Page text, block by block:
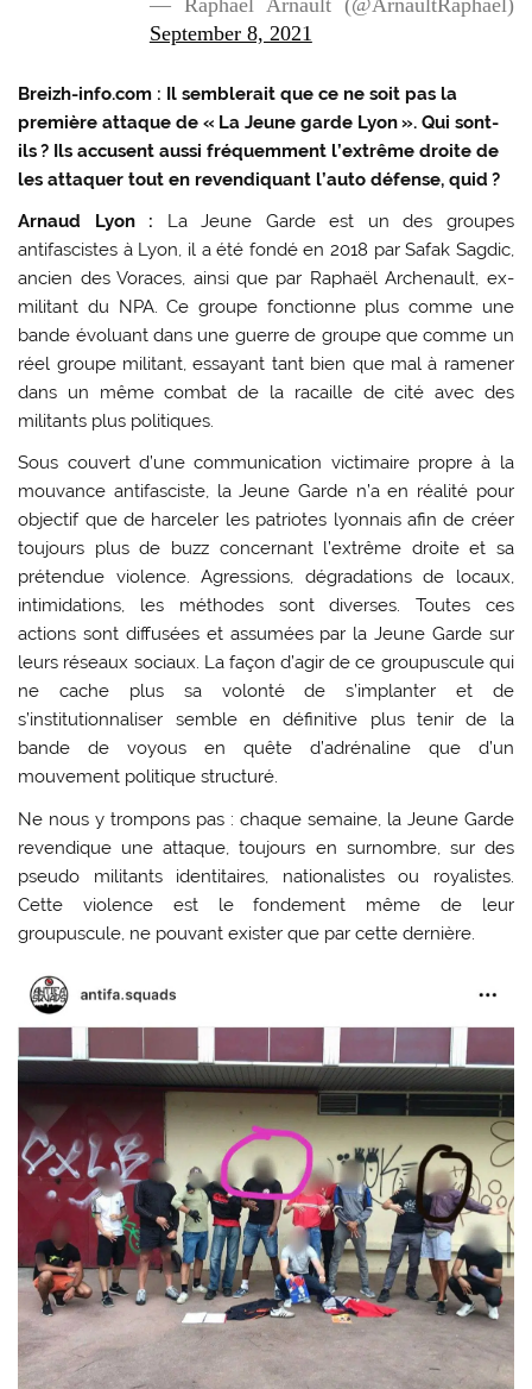
September 8, 2021
Breizh-info.com : Il semblerait que ce ne soit pas la
première attaque de « La Jeune garde Lyon ». Qui sont-
ils ? Ils accusent aussi fréquemment l’extrême droite de
les attaquer tout en revendiquant l’auto défense, quid ?
Arnaud Lyon : La Jeune Garde est un des groupes
antifascistes à Lyon, il a été fondé en 2018 par Safak Sagdic,
ancien des Voraces, ainsi que par Raphaël Archenault, ex-
militant du NPA. Ce groupe fonctionne plus comme une
bande évoluant dans une guerre de groupe que comme un
réel groupe militant, essayant tant bien que mal à ramener
dans un même combat de la racaille de cité avec des
militants plus politiques.
Sous couvert d’une communication victimaire propre à la
mouvance antifasciste, la Jeune Garde n’a en réalité pour
objectif que de harceler les patriotes lyonnais afin de créer
toujours plus de buzz concernant l’extrême droite et sa
prétendue violence. Agressions, dégradations de locaux,
intimidations, les méthodes sont diverses. Toutes ces
actions sont diffusées et assumées par la Jeune Garde sur
leurs réseaux sociaux. La façon d’agir de ce groupuscule qui
ne cache plus sa volonté de s’implanter et de
s’institutionnaliser semble en définitive plus tenir de la
bande de voyous en quête d’adrénaline que d’un
mouvement politique structuré.
Ne nous y trompons pas : chaque semaine, la Jeune Garde
revendique une attaque, toujours en surnombre, sur des
pseudo militants identitaires, nationalistes ou royalistes.
Cette violence est le fondement même de leur
groupuscule, ne pouvant exister que par cette dernière.